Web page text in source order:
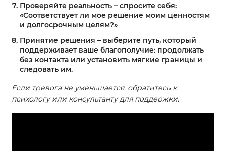
Проверяйте реальность – спросите себя:
«Соответствует ли мое решение моим ценностям
и долгосрочным целям?»
Принятие решения – выберите путь, который
поддерживает ваше благополучие: продолжать
без контакта или установить мягкие границы и
следовать им.
Если тревога не уменьшается, обратитесь к
психологу или консультанту для поддержки.